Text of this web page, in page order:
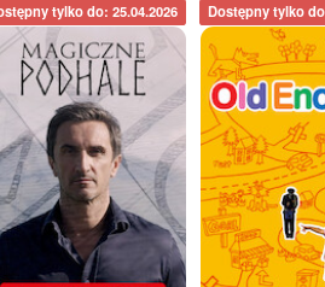
tylko do: 25.04.2026
Dostępny tylko